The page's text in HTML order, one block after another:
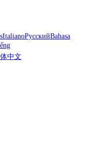
ItalianoРусскийBahasa
中文